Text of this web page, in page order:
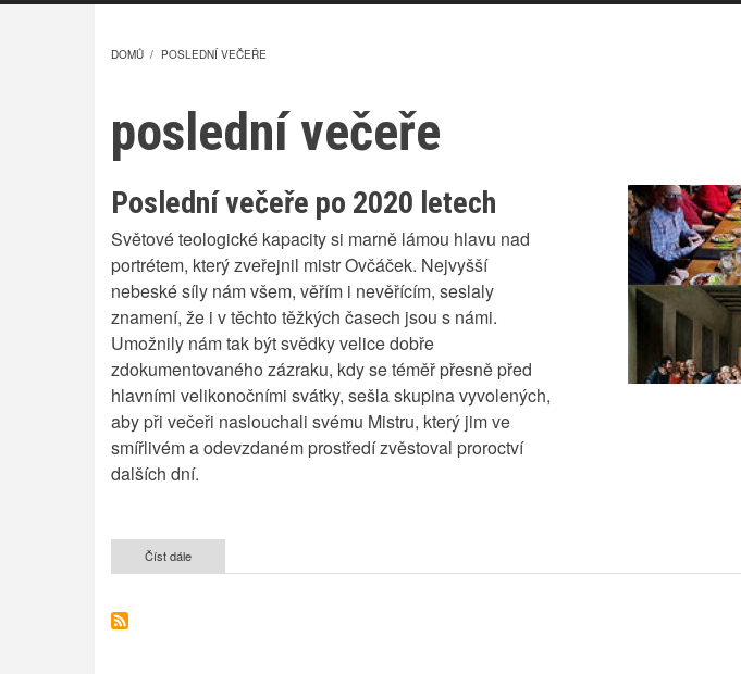
NAVIGACE
DOMŮ / POSLEDNÍ VEČEŘE
poslední večeře
Poslední večeře po 2020 letech
Světové teologické kapacity si marně lámou hlavu nad
portrétem, který zveřejnil mistr Ovčáček. Nejvyšší
nebeské síly nám všem, věřím i nevěřícím, seslaly
znamení, že i v těchto těžkých časech jsou s námi.
Umožnily nám tak být svědky velice dobře
zdokumentovaného zázraku, kdy se téměř přesně před
hlavními velikonočními svátky, sešla skupina vyvolených,
aby při večeři naslouchali svému Mistru, který jim ve
smířlivém a odevzdaném prostředí zvěstoval proroctví
dalších dní.
Číst dále
Poslední